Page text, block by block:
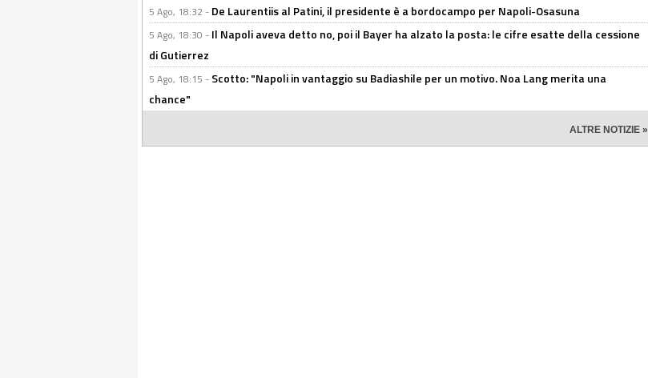
5 Ago, 18:32 - De Laurentiis al Patini, il presidente è a bordocampo per Napoli-Osasuna
5 Ago, 18:30 - Il Napoli aveva detto no, poi il Bayer ha alzato la posta: le cifre esatte della cessione
di Gutierrez
5 Ago, 18:15 - Scotto: "Napoli in vantaggio su Badiashile per un motivo. Noa Lang merita una
chance"
ALTRE NOTIZIE »